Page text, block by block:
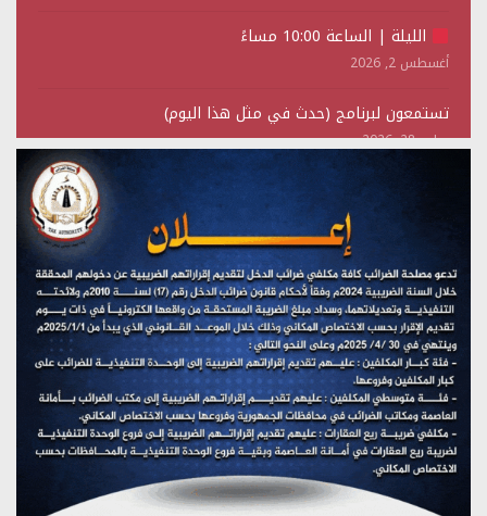
الليلة | الساعة 10:00 مساءً
أغسطس 2, 2026
تستمعون لبرنامج (حدث في مثل هذا اليوم)
يوليو 28, 2026
(نحن لا نهزم) بث مباشر
تستمعون لبرنامج (هندسة الوهم)
يوليو 28, 2026
مؤتمر صحفي لمركز عين الإنسانية حول جرائم تحالف العدوان
على اليمن
يوليو 27, 2026
تستمعون لبرنامج (مع السيد القائد)
يوليو 26, 2026